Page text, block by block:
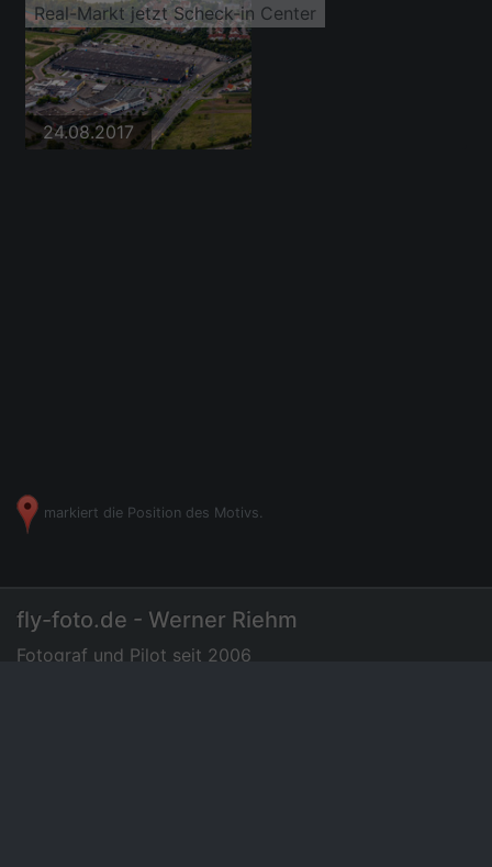
Real-Markt jetzt Scheck-in Center
24.08.2017
markiert die Position des Motivs.
fly-foto.de - Werner Riehm
Fotograf und Pilot seit 2006